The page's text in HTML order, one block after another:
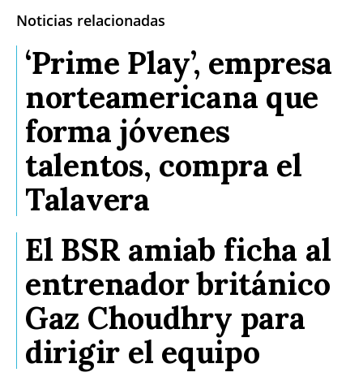
Noticias relacionadas
‘Prime Play’, empresa
norteamericana que
forma jóvenes
talentos, compra el
Talavera
El BSR amiab ficha al
entrenador británico
Gaz Choudhry para
dirigir el equipo